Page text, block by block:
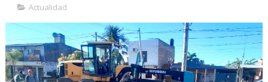
Actualidad